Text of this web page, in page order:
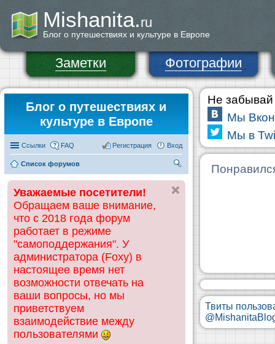
Mishanita.ru
Блог о путешествиях и культуре в Европе
Заметки Фотографии
Блог о путешествиях и
культуре в Европе
Ссылки FAQ Вход
Регистрация
Список форумов
ск
Уважаемые посетители!
Обращаем ваше внимание,
что с 2018 года форум
работает в режиме
"самоподдержания". У
администратора (Foxy) в
настоящее время нет
возможности отвечать на
ваши вопросы, но мы
приветствуем
взаимодействие между
пользователями
Не забывай
Мы
Мы в
Твиты